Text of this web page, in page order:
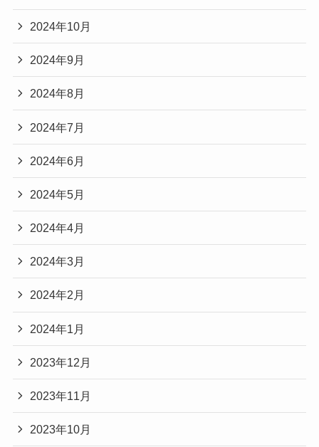
2024年10月
2024年9月
2024年8月
2024年7月
2024年6月
2024年5月
2024年4月
2024年3月
2024年2月
2024年1月
2023年12月
2023年11月
2023年10月